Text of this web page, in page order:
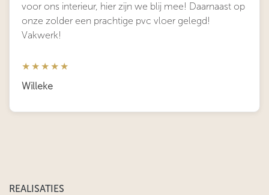
voor ons interieur, hier zijn we blij mee! Daarnaast op
onze zolder een prachtige pvc vloer gelegd!
Vakwerk!
★★★★★
Willeke
REALISATIES